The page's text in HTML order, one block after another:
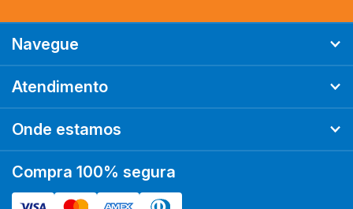
Navegue
Atendimento
Onde estamos
Compra 100% segura